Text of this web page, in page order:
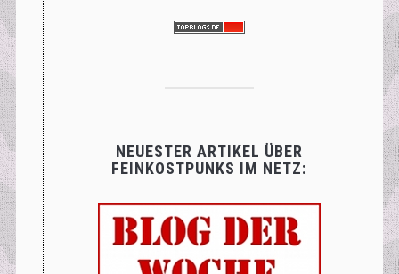
NEUESTER ARTIKEL ÜBER
FEINKOSTPUNKS IM NETZ: